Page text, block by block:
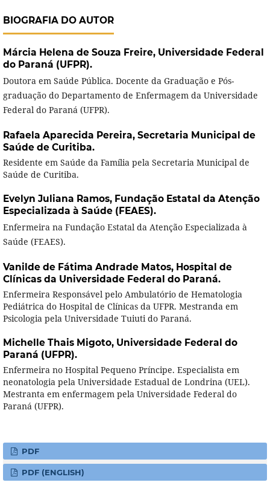
BIOGRAFIA DO AUTOR
Márcia Helena de Souza Freire, Universidade Federal
do Paraná (UFPR).
Doutora em Saúde Pública. Docente da Graduação e Pós-
graduação do Departamento de Enfermagem da Universidade
Federal do Paraná (UFPR).
Rafaela Aparecida Pereira, Secretaria Municipal de
Saúde de Curitiba.
Residente em Saúde da Família pela Secretaria Municipal de
Saúde de Curitiba.
Evelyn Juliana Ramos, Fundação Estatal da Atenção
Especializada à Saúde (FEAES).
Enfermeira na Fundação Estatal da Atenção Especializada à
Saúde (FEAES).
Vanilde de Fátima Andrade Matos, Hospital de
Clínicas da Universidade Federal do Paraná.
Enfermeira Responsável pelo Ambulatório de Hematologia
Pediátrica do Hospital de Clínicas da UFPR. Mestranda em
Psicologia pela Universidade Tuiuti do Paraná.
Michelle Thais Migoto, Universidade Federal do
Paraná (UFPR).
Enfermeira no Hospital Pequeno Príncipe. Especialista em
neonatologia pela Universidade Estadual de Londrina (UEL).
Mestranta em enfermagem pela Universidade Federal do
Paraná (UFPR).
PDF
PDF (ENGLISH)